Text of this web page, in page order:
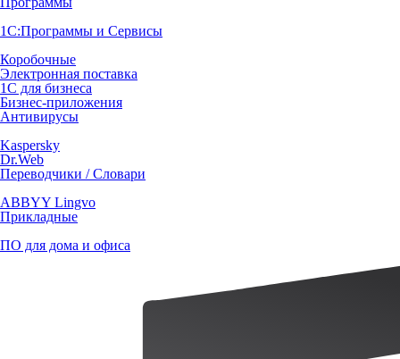
1С:Программы и Сервисы
Коробочные
Электронная поставка
1С для бизнеса
Бизнес-приложения
Антивирусы
Kaspersky
Dr.Web
Переводчики / Словари
ABBYY Lingvo
Прикладные
ПО для дома и офиса